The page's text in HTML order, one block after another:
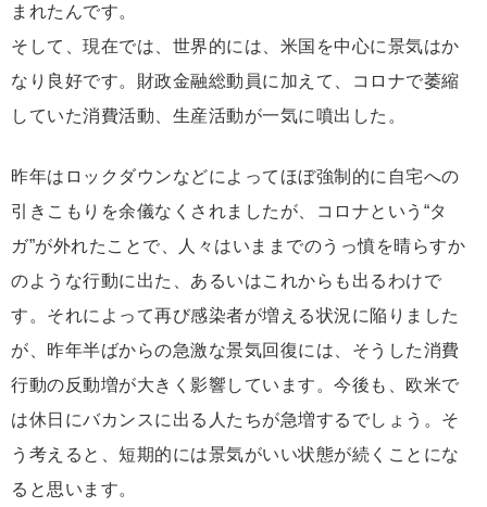
まれたんです。
そして、現在では、世界的には、米国を中心に景気はか
なり良好です。財政金融総動員に加えて、コロナで萎縮
していた消費活動、生産活動が一気に噴出した。
昨年はロックダウンなどによってほぼ強制的に自宅への
引きこもりを余儀なくされましたが、コロナという“タ
ガ”が外れたことで、人々はいままでのうっ憤を晴らすか
のような行動に出た、あるいはこれからも出るわけで
す。それによって再び感染者が増える状況に陥りました
が、昨年半ばからの急激な景気回復には、そうした消費
行動の反動増が大きく影響しています。今後も、欧米で
は休日にバカンスに出る人たちが急増するでしょう。そ
う考えると、短期的には景気がいい状態が続くことにな
ると思います。